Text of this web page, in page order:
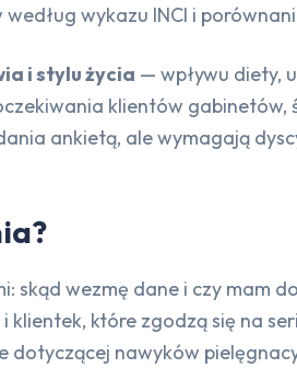
wykazu INCI i
i stylu życia — wpływu diety,
klientów
ankietą, ale wymagają
skąd wezmę dane i czy mam
które zgodzą się na
nawyków